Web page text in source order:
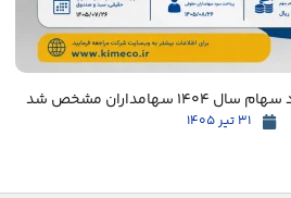
مشخص شد
31 تیر 1405